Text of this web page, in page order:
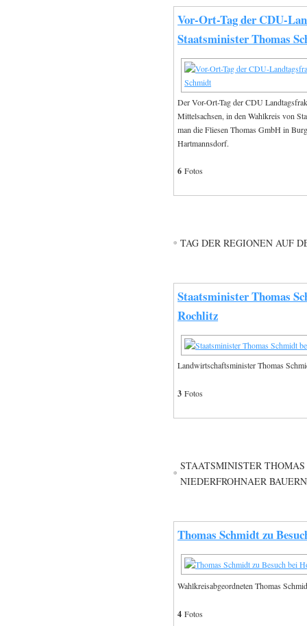
Vor-Ort-Tag der CDU-
Staatsminister Thomas
Der Vor-Ort-Tag der CDU
Mittelsachsen, in den Wahlkreis von
man die Fliesen Thomas GmbH in
Hartmannsdorf.
6 Fotos
TAG DER REGIONEN AUF
Staatsminister Thomas
Rochlitz
Landwirtschaftsminister Thomas
3 Fotos
STAATSMINISTER
NIEDERFROHNAER
Thomas Schmidt zu
Wahlkreisabgeordneten Thomas
4 Fotos